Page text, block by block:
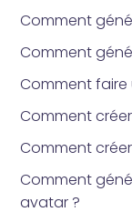
Comment
Comment
Comment faire
Comment
Comment
Comment
avatar ?